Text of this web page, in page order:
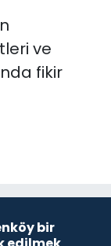
ve
fikir
bir